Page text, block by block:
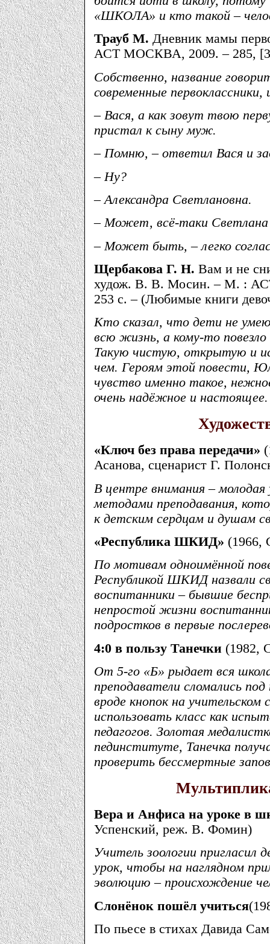
«ШКОЛА» и кто такой –
Трауб М. Дневник мамы
АСТ МОСКВА, 2009. – 285,
Собственно, название
современные
– Вася, а как зовут твою
пристал к сыну муж.
– Помню, – ответил Вася и
– Ну?
– Александра Светлановна.
– Может, всё-таки Светлана
– Может быть, – легко
Щербакова Г. Н. Вам и не
худож. В. В. Мосин. – М. :
253 с. – (Любимые книги
Кто сказал, что дети не
всю жизнь, а кому-то
Такую чистую, открытую и
чем. Героям этой повести,
чувство именно такое,
очень надёжное и настоящее.
«Ключ без права передачи»
Асанова, сценарист Г.
В центре внимания –
методами преподавания,
к детским сердцам и душам
«Республика ШКИД» (1966,
По мотивам одноимённой
Республикой ШКИД назвали
воспитанники – бывшие
непростой жизни
подростков в первые
4:0 в пользу Танечки (1982,
От 5-го «Б» рыдает вся
преподаватели сломались
вроде кнопок на
использовать класс как
педагогов. Золотая
пединституте, Танечка
проверить бессмертные
Вера и Анфиса на уроке в
Успенский, реж. В. Фомин)
Учитель зоологии пригласил
урок, чтобы на наглядном
эволюцию – происхождение
Слонёнок пошёл учиться
По пьесе в стихах Давида